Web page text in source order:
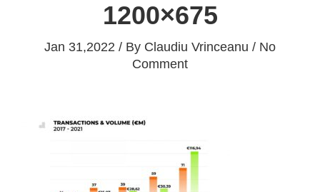
1200×675
Jan 31,2022 / By Claudiu Vrinceanu / No
Comment